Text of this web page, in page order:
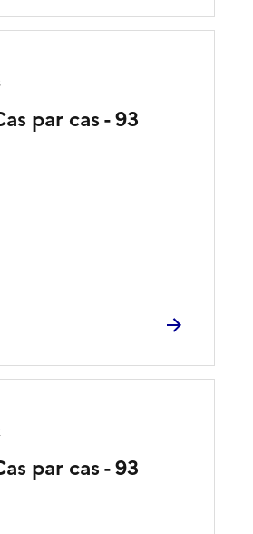
par cas - 93
par cas - 93